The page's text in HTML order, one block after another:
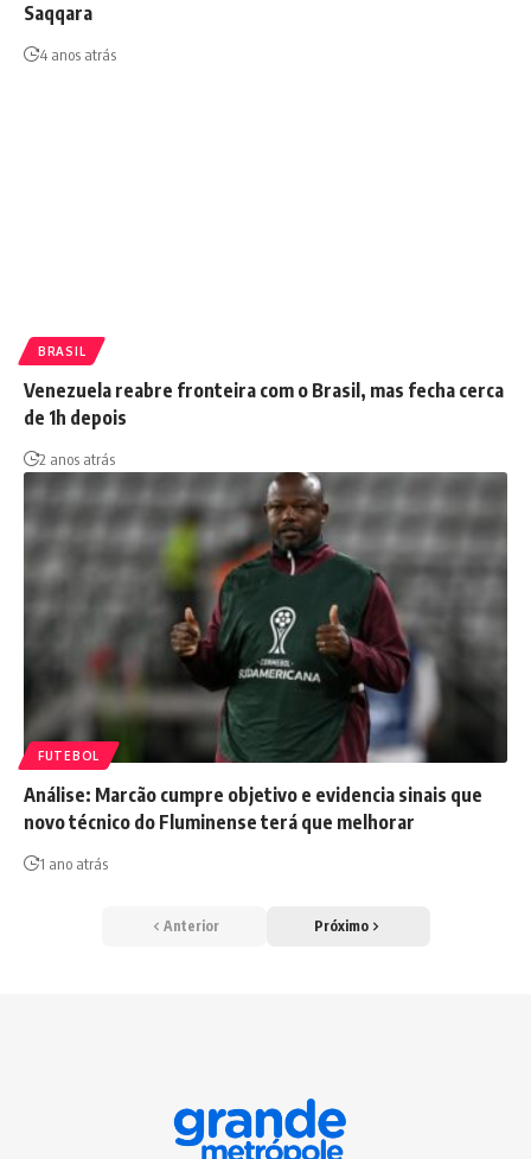
Saqqara
4 anos atrás
BRASIL
Venezuela reabre fronteira com o Brasil, mas fecha cerca
de 1h depois
2 anos atrás
FUTEBOL
Análise: Marcão cumpre objetivo e evidencia sinais que
novo técnico do Fluminense terá que melhorar
1 ano atrás
Anterior Próximo